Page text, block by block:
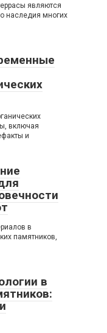
являются
наследия многих
включая
и
в
памятников,
в